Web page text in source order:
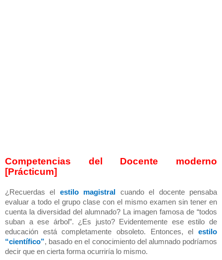
Competencias del Docente moderno
[Prácticum]
¿Recuerdas el estilo magistral
cuando el docente pensaba
evaluar a todo el grupo clase con el mismo examen sin tener en
cuenta la diversidad del alumnado? La imagen famosa de “todos
suban a ese árbol”. ¿Es justo? Evidentemente ese estilo de
educación está completamente obsoleto. Entonces, el estilo
“científico”, basado en el conocimiento del alumnado podríamos
decir que en cierta forma ocurriría lo mismo.